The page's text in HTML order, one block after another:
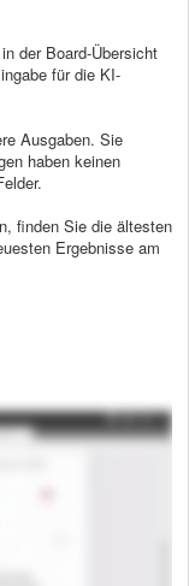
der Board-Übersicht
für die KI-
Ausgaben. Sie
haben keinen
finden Sie die ältesten
Ergebnisse am